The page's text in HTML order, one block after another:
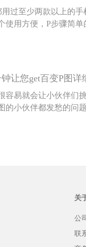
过至少两款以上的
使用方便，P步骤简
让您get百变P图详
容易就会让小伙伴们
的小伙伴都发愁的问
关
公
联